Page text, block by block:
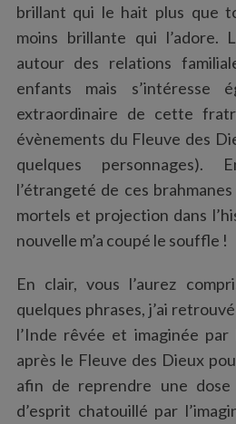
brillant qui le hait plus que
moins brillante qui l’adore.
autour des relations
enfants mais s’intéresse
extraordinaire de cette
évènements du Fleuve des
quelques personnages).
l’étrangeté de ces
mortels et projection dans
nouvelle m’a coupé le souffle !
En clair, vous l’aurez
quelques phrases, j’ai
l’Inde rêvée et imaginée
après le Fleuve des Dieux
afin de reprendre une
d’esprit chatouillé par